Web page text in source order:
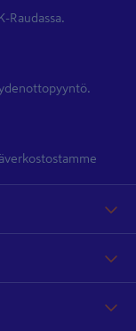
Raudassa.